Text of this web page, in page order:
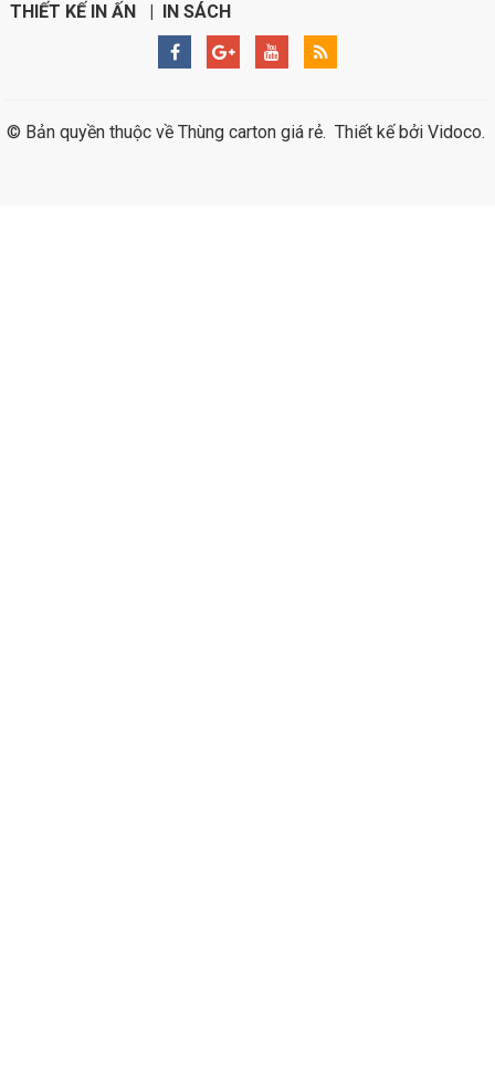
THIẾT KẾ IN ẤN | IN SÁCH
© Bản quyền thuộc về Thùng carton giá rẻ. Thiết kế bởi Vidoco.